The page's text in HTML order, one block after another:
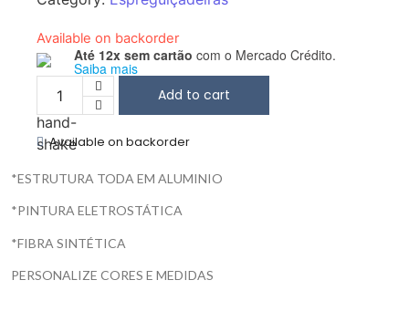
Available on backorder
Até 12x sem cartão com o Mercado Crédito.
Saiba mais
Add to cart
Available on backorder
*ESTRUTURA TODA EM ALUMINIO
*PINTURA ELETROSTÁTICA
*FIBRA SINTÉTICA
PERSONALIZE CORES E MEDIDAS